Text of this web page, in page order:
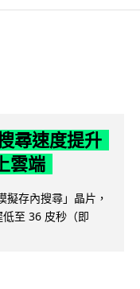
尋速度提升
雲端
存內搜尋」晶片，
至 36 皮秒（即